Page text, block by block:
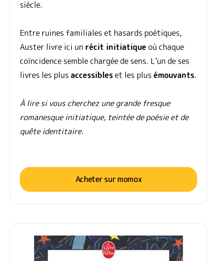
siècle.
Entre ruines familiales et hasards poétiques,
Auster livre ici un récit initiatique où chaque
coïncidence semble chargée de sens. L’un de ses
livres les plus accessibleset les plus émouvants.
À lire si vous cherchez une grande fresque
romanesque initiatique, teintée de poésie et de
quête identitaire.
Acheter sur momox